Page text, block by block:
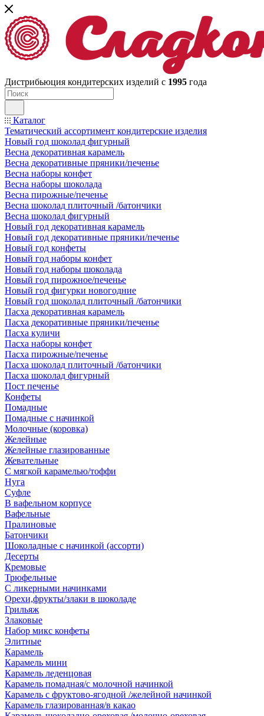
Дистрибьюция кондитерских изделий с 1995 года
Каталог
Тематический ассортимент кондитерские изделия
Новый год шоколад фигурный
Весна декоративная карамель
Весна декоративные пряники/печенье
Весна наборы конфет
Весна наборы шоколада
Весна пирожные/печенье
Весна шоколад плиточный /батончики
Весна шоколад фигурный
Новый год декоративная карамель
Новый год декоративные пряники/печенье
Новый год конфеты
Новый год наборы конфет
Новый год наборы шоколада
Новый год пирожное/печенье
Новый год фигурки новогодние
Новый год шоколад плиточный /батончики
Пасха декоративная карамель
Пасха декоративные пряники/печенье
Пасха куличи
Пасха наборы конфет
Пасха пирожные/печенье
Пасха шоколад плиточный /батончики
Пасха шоколад фигурный
Пост печенье
Конфеты
Помадные
Помадные с начинкой
Молочные (коровка)
Желейные
Желейные глазированные
Жевательные
С мягкой карамелью/тоффи
Нуга
Суфле
В вафельном корпусе
Вафельные
Пралиновые
Батончики
Шоколадные с начинкой (ассорти)
Десерты
Кремовые
Трюфельные
С ликерными начинками
Орехи,фрукты/злаки в шоколаде
Грильяж
Злаковые
Набор микс конфеты
Элитные
Карамель
Карамель мини
Карамель леденцовая
Карамель помадная/с молочной начинкой
Карамель с фруктово-ягодной /желейной начинкой
Карамель глазированная/в какао